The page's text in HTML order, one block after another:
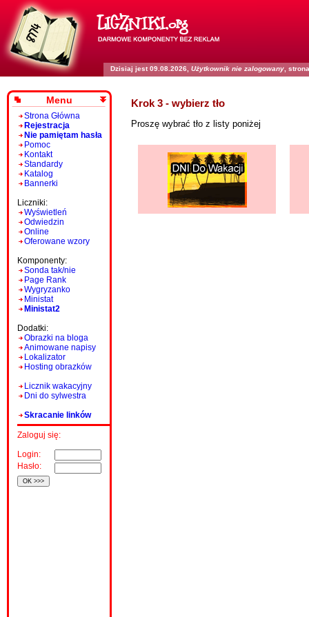
Dzisiaj jest 09.08.2026, Użytkownik nie zalogowany ,
Menu
Strona Główna
Rejestracja
Nie pamiętam hasła
Pomoc
Kontakt
Standardy
Katalog
Bannerki
Liczniki:
Wyświetleń
Odwiedzin
Online
Oferowane wzory
Komponenty:
Sonda tak/nie
Page Rank
Wygryzanko
Ministat
Ministat2
Dodatki:
Obrazki na bloga
Animowane napisy
Lokalizator
Hosting obrazków
Licznik wakacyjny
Dni do sylwestra
Skracanie linków
Zaloguj się:
Login:
Hasło:
Krok 3 - wybierz tło
Proszę wybrać tło z listy poniżej